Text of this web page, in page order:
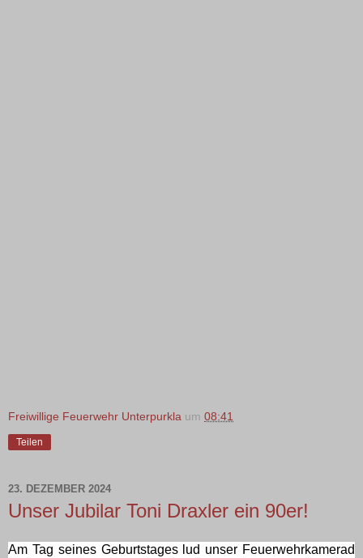
Freiwillige Feuerwehr Unterpurkla um 08:41
Teilen
23. DEZEMBER 2024
Unser Jubilar Toni Draxler ein 90er!
Am Tag seines Geburtstages lud unser Feuerwehrkamerad